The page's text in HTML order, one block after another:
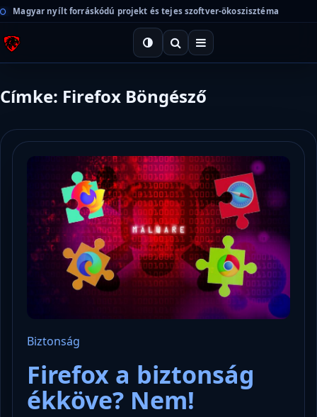
Magyar nyílt forráskódú projekt és tejes szoftver-ökoszisztéma
Címke: Firefox Böngésző
Biztonság
Firefox a biztonság
ékköve? Nem!